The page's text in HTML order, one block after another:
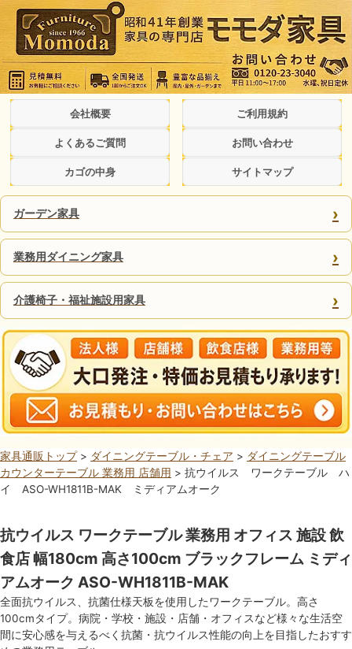
会社概要 ご利用規約
よくあるご質問 お問い合わせ
カゴの中身 サイトマップ
ガーデン家具 ›
業務用ダイニング家具 ›
介護椅子・福祉施設用家具 ›
家具通販トップ> ダイニングテーブル・チェア > ダイニングテーブル
カウンターテーブル 業務用 店舗用 > 抗ウイルス ワークテーブル ハ
イ ASO-WH1811B-MAK ミディアムオーク
抗ウイルス ワークテーブル 業務用 オフィス 施設 飲
食店 幅180cm 高さ100cm ブラックフレーム ミディ
アムオーク ASO-WH1811B-MAK
全面抗ウイルス、抗菌仕様天板を使用したワークテーブル。高さ
100cmタイプ。病院・学校・施設・店舗・オフィスなど様々な生活空
間に安心感を与えるべく抗菌・抗ウイルス性能の向上を目指したおすす